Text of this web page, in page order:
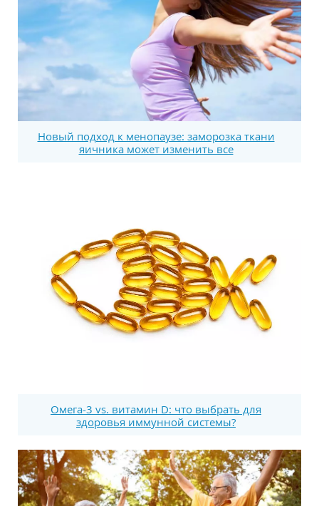
Новый подход к менопаузе: заморозка ткани
яичника может изменить все
Омега-3 vs. витамин D: что выбрать для
здоровья иммунной системы?